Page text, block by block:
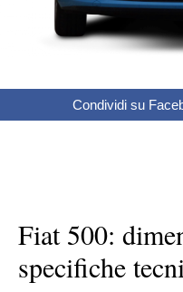
Condividi su
Fiat 500:
specifiche